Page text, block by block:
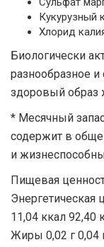
Кукурузный
Хлорид
Биологически
разнообразное и
здоровый образ
* Месячный
содержит в
и
Пищевая
Энергетическая
11,04 ккал
Жиры 0,02 г 0,04